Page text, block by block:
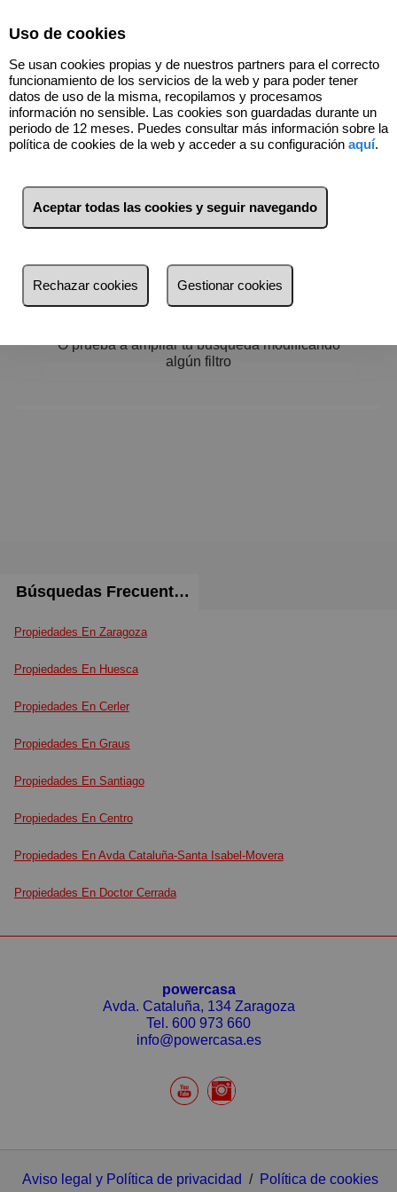
más reciente
más reciente
Menos reciente
No hay nada por aquí :)
O prueba a ampliar tu búsqueda modificando
algún filtro
Búsquedas Frecuentes
Propiedades En Zaragoza
Propiedades En Huesca
Propiedades En Cerler
Propiedades En Graus
Propiedades En Santiago
Propiedades En Centro
Propiedades En Avda Cataluña-Santa Isabel-Movera
Propiedades En Doctor Cerrada
powercasa
Avda. Cataluña, 134 Zaragoza
Tel. 600 973 660
info@powercasa.es
Aviso legal y Política de privacidad / Política de cookies
Uso de cookies
Se usan cookies propias y de nuestros partners para el correcto
funcionamiento de los servicios de la web y para poder tener
datos de uso de la misma, recopilamos y procesamos
información no sensible. Las cookies son guardadas durante un
periodo de 12 meses. Puedes consultar más información sobre la
política de cookies de la web y acceder a su configuración aquí.
Aceptar todas las cookies y seguir navegando
Rechazar cookies Gestionar cookies